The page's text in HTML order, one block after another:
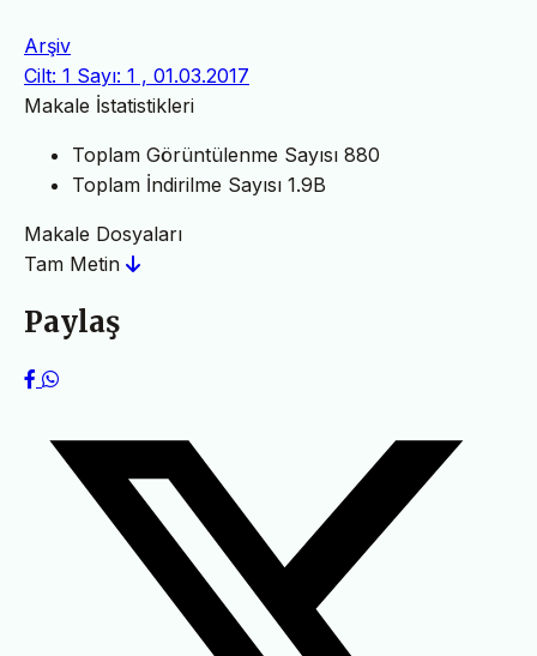
Arşiv
Cilt: 1 Sayı: 1 , 01.03.2017
Makale İstatistikleri
Toplam Görüntülenme Sayısı 880
Toplam İndirilme Sayısı 1.9B
Makale Dosyaları
Tam Metin
Paylaş